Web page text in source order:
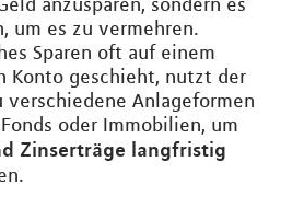
um es zu vermehren.
Sparen oft auf einem
Konto geschieht, nutzt der
verschiedene Anlageformen
oder Immobilien, um
Zinserträge langfristig